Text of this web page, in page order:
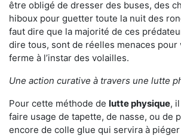
être obligé de dresser des buses, des
hiboux pour guetter toute la nuit des
faut dire que la majorité de ces
dire tous, sont de réelles menaces pour
ferme à l’instar des volailles.
Une action curative à travers une lutte
Pour cette méthode de lutte physique,
faire usage de tapette, de nasse, ou de
encore de colle glue qui servira à